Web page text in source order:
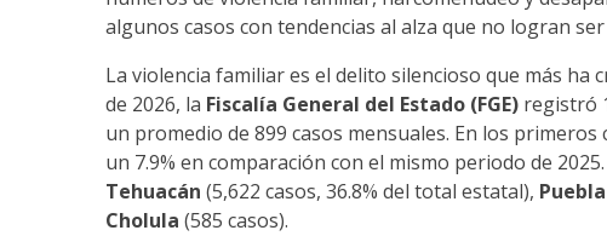
algunos casos con tendencias al alza que no logran
La violencia familiar es el delito silencioso que más ha
de 2026, la Fiscalía General del Estado (FGE) registró
un promedio de 899 casos mensuales. En los
un 7.9% en comparación con el mismo periodo de
Tehuacán (5,622 casos, 36.8% del total estatal), Puebla
Cholula (585 casos).